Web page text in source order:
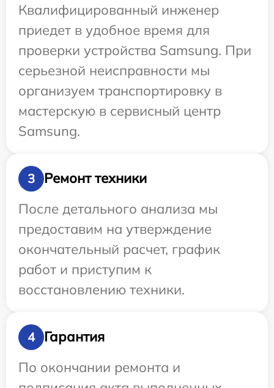
Квалифицированный инженер
приедет в удобное время для
проверки устройства Samsung. При
серьезной неисправности мы
организуем транспортировку в
мастерскую в сервисный центр
Samsung.
3
Ремонт техники
После детального анализа мы
предоставим на утверждение
окончательный расчет, график
работ и приступим к
восстановлению техники.
4
Гарантия
По окончании ремонта и